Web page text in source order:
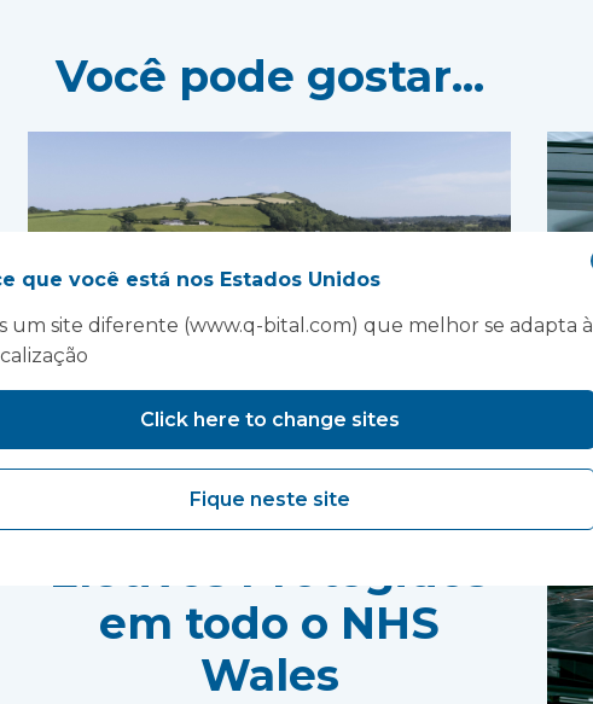
Você pode gostar...
Apoio aos Cuidados
Eletivos Protegidos
em todo o NHS
Wales
que você está nos Estados Unidos
um site diferente (www.q-bital.com) que melhor se adapta à
Click here to change sites
Fique neste site